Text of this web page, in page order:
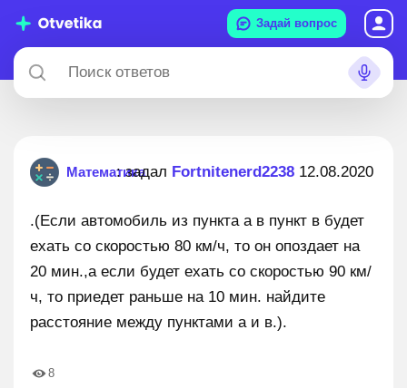
Задай вопрос
Математика
: задал Fortnitenerd2238 12.08.2020
.(Если автомобиль из пункта а в пункт в будет
ехать со скоростью 80 км/ч, то он опоздает на
20 мин.,а если будет ехать со скоростью 90 км/
ч, то приедет раньше на 10 мин. найдите
расстояние между пунктами а и в.).
8